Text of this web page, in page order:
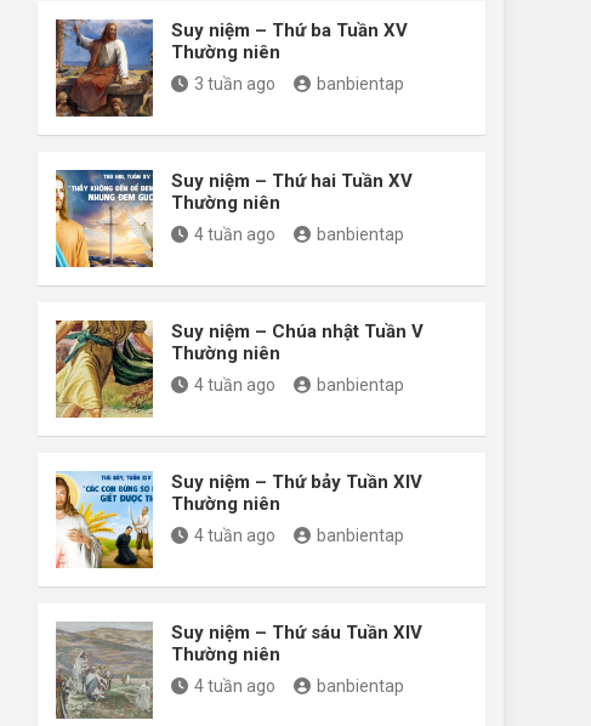
Suy niệm – Thứ ba Tuần XV
Thường niên
3 tuần ago banbientap
Suy niệm – Thứ hai Tuần XV
Thường niên
4 tuần ago banbientap
Suy niệm – Chúa nhật Tuần V
Thường niên
4 tuần ago banbientap
Suy niệm – Thứ bảy Tuần XIV
Thường niên
4 tuần ago banbientap
Suy niệm – Thứ sáu Tuần XIV
Thường niên
4 tuần ago banbientap